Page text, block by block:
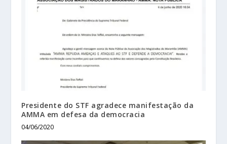
Presidente do STF agradece manifestação da
AMMA em defesa da democracia
04/06/2020